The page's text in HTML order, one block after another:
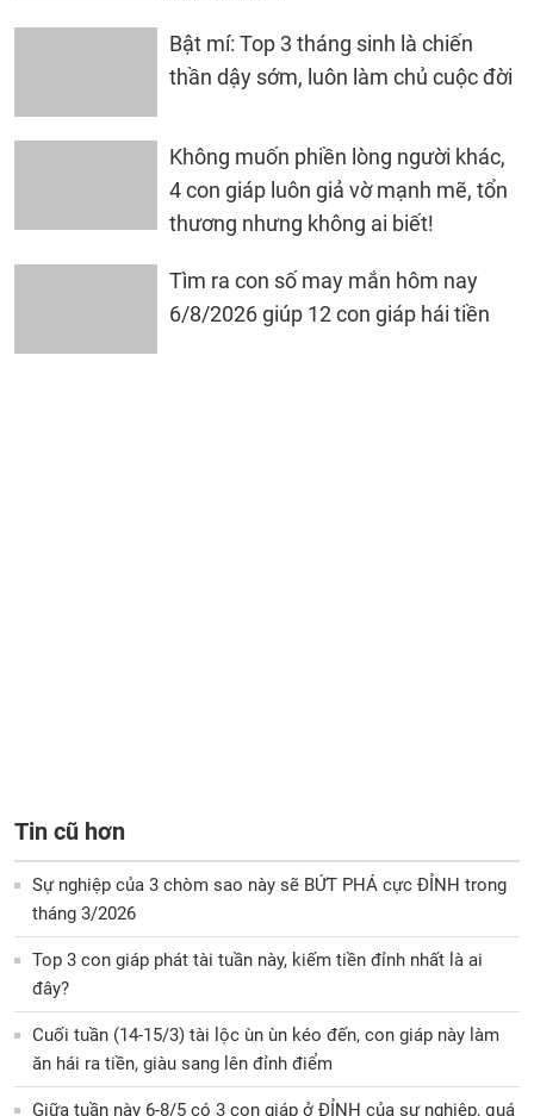
Bật mí: Top 3 tháng sinh là chiến
thần dậy sớm, luôn làm chủ cuộc đời
Không muốn phiền lòng người khác,
4 con giáp luôn giả vờ mạnh mẽ, tổn
thương nhưng không ai biết!
Tìm ra con số may mắn hôm nay
6/8/2026 giúp 12 con giáp hái tiền
Tin cũ hơn
Sự nghiệp của 3 chòm sao này sẽ BỨT PHÁ cực ĐỈNH trong
tháng 3/2026
Top 3 con giáp phát tài tuần này, kiếm tiền đỉnh nhất là ai
đây?
Cuối tuần (14-15/3) tài lộc ùn ùn kéo đến, con giáp này làm
ăn hái ra tiền, giàu sang lên đỉnh điểm
Giữa tuần này 6-8/5 có 3 con giáp ở ĐỈNH của sự nghiệp, quá